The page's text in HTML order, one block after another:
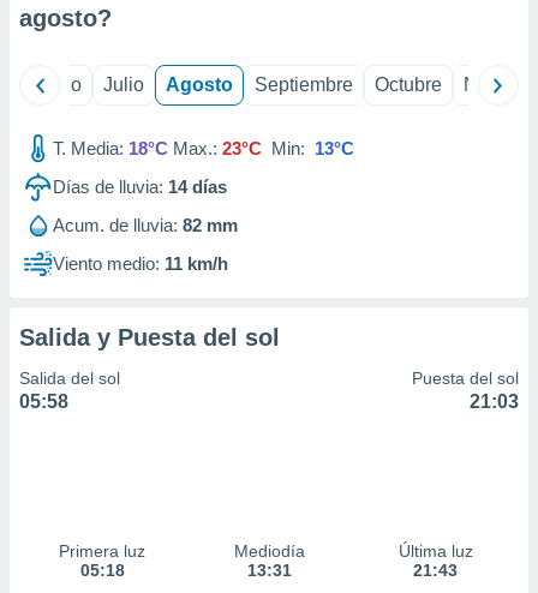
de
agosto?
Junio Julio Agosto Septiembre Octubre
T. Media: 18°C Max.: 23°C Min: 13°C
Días de lluvia: 14días
Acum. de lluvia: 82 mm
Viento medio: 11 km/h
Salida y Puesta del sol
Salida del sol
05:58
Puesta del sol
21:03
Primera luz
05:18
Mediodía
13:31
Última luz
21:43